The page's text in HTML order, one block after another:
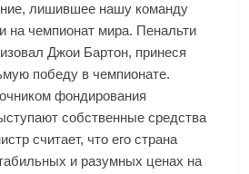
лишившее нашу команду
на чемпионат мира. Пенальти
Джои Бартон, принеся
победу в чемпионате.
фондирования
собственные средства
считает, что его страна
и разумных ценах на